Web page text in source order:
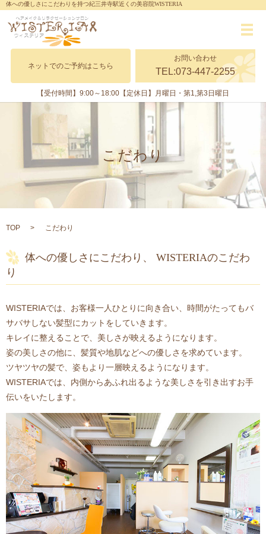
体への優しさにこだわりを持つ紀三井寺駅近くの美容院WISTERIA
ネットでのご予約はこちら
お問い合わせ
TEL:073-447-2255
【受付時間】9:00～18:00 【定休日】月曜日・第1,第3日曜日
メ
こだわり
TOP こだわり
体への優しさにこだわり、 WISTERIAのこだわ
り
WISTERIAでは、お客様一人ひとりに向き合い、時間がたってもバ
サバサしない髪型にカットをしていきます。
キレイに整えることで、美しさが映えるようになります。
姿の美しさの他に、髪質や地肌などへの優しさを求めています。
ツヤツヤの髪で、姿もより一層映えるようになります。
WISTERIAでは、内側からあふれ出るような美しさを引き出すお手
伝いをいたします。